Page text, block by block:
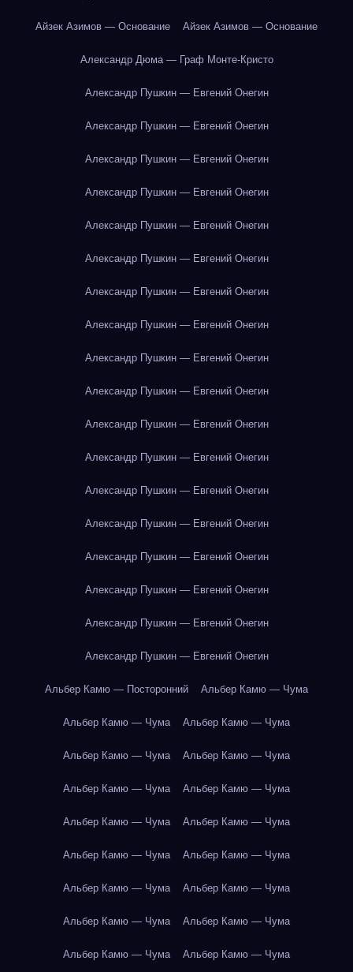
Айзек Азимов — Основание Айзек Азимов — Основание
Александр Дюма — Граф Монте-Кристо
Александр Пушкин — Евгений Онегин
Александр Пушкин — Евгений Онегин
Александр Пушкин — Евгений Онегин
Александр Пушкин — Евгений Онегин
Александр Пушкин — Евгений Онегин
Александр Пушкин — Евгений Онегин
Александр Пушкин — Евгений Онегин
Александр Пушкин — Евгений Онегин
Александр Пушкин — Евгений Онегин
Александр Пушкин — Евгений Онегин
Александр Пушкин — Евгений Онегин
Александр Пушкин — Евгений Онегин
Александр Пушкин — Евгений Онегин
Александр Пушкин — Евгений Онегин
Александр Пушкин — Евгений Онегин
Александр Пушкин — Евгений Онегин
Александр Пушкин — Евгений Онегин
Александр Пушкин — Евгений Онегин
Альбер Камю — Посторонний Альбер Камю — Чума
Альбер Камю — Чума Альбер Камю — Чума
Альбер Камю — Чума Альбер Камю — Чума
Альбер Камю — Чума Альбер Камю — Чума
Альбер Камю — Чума Альбер Камю — Чума
Альбер Камю — Чума Альбер Камю — Чума
Альбер Камю — Чума Альбер Камю — Чума
Альбер Камю — Чума Альбер Камю — Чума
Альбер Камю — Чума Альбер Камю — Чума